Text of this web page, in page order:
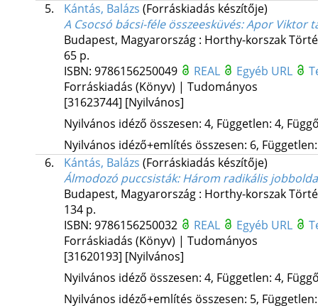
5.
Kántás, Balázs (Forráskiadás készítője)
A Csocsó bácsi-féle összeesküvés: Apor Viktor
Budapest, Magyarország : Horthy-korszak
65 p.
ISBN: 9786156250049 REAL Egyéb URL
Forráskiadás (Könyv) | Tudományos
[31623744] [Nyilvános]
Nyilvános idéző összesen: 4, Független: 4,
Nyilvános idéző+említés összesen: 6,
6.
Kántás, Balázs (Forráskiadás készítője)
Álmodozó puccsisták: Három radikális
Budapest, Magyarország : Horthy-korszak
134 p.
ISBN: 9786156250032 REAL Egyéb URL
Forráskiadás (Könyv) | Tudományos
[31620193] [Nyilvános]
Nyilvános idéző összesen: 4, Független: 4,
Nyilvános idéző+említés összesen: 5,